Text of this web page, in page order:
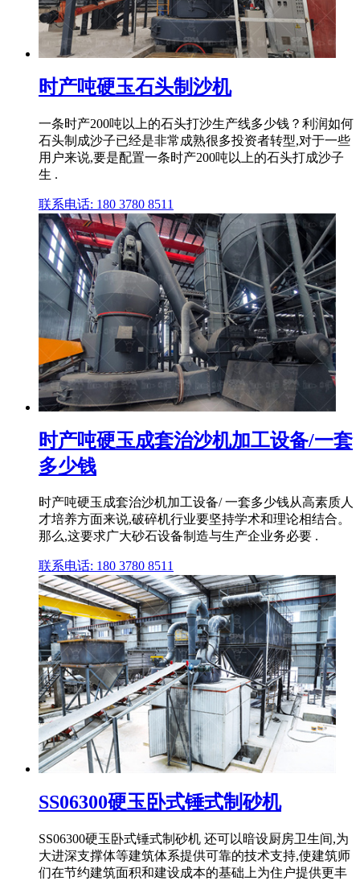
时产吨硬玉石头制沙机
一条时产200吨以上的石头打沙生产线多少钱？利润如何
石头制成沙子已经是非常成熟很多投资者转型,对于一些
用户来说,要是配置一条时产200吨以上的石头打成沙子
生 .
联系电话: 180 3780 8511
时产吨硬玉成套治沙机加工设备/一套
多少钱
时产吨硬玉成套治沙机加工设备/ 一套多少钱从高素质人
才培养方面来说,破碎机行业要坚持学术和理论相结合。
那么,这要求广大砂石设备制造与生产企业务必要 .
联系电话: 180 3780 8511
SS06300硬玉卧式锤式制砂机
SS06300硬玉卧式锤式制砂机 还可以暗设厨房卫生间,为
大进深支撑体等建筑体系提供可靠的技术支持,使建筑师
们在节约建筑面积和建设成本的基础上为住户提供更丰